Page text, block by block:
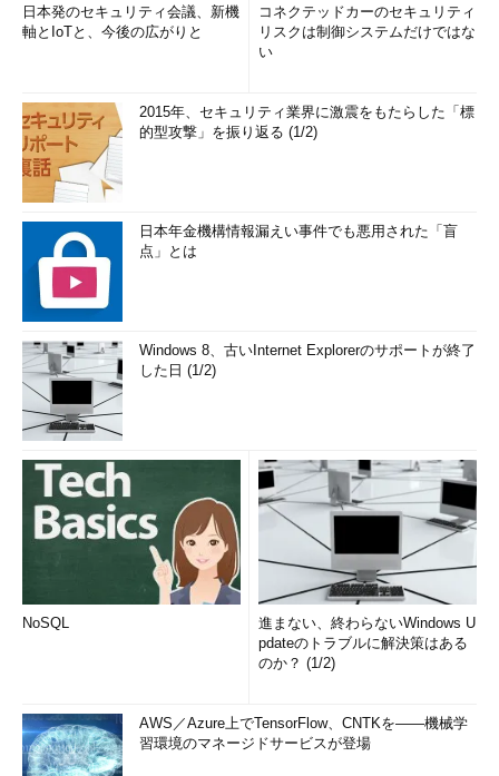
日本発のセキュリティ会議、新機
軸とIoTと、今後の広がりと
コネクテッドカーのセキュリティ
リスクは制御システムだけではな
い
2015年、セキュリティ業界に激震をもたらした「標
的型攻撃」を振り返る (1/2)
日本年金機構情報漏えい事件でも悪用された「盲
点」とは
Windows 8、古いInternet Explorerのサポートが終了
した日 (1/2)
NoSQL
進まない、終わらないWindows U
pdateのトラブルに解決策はある
のか？ (1/2)
AWS／Azure上でTensorFlow、CNTKを――機械学
習環境のマネージドサービスが登場